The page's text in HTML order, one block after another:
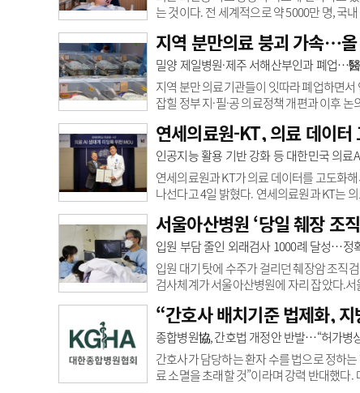
는 것이다. 전 세계적으로 약 5000만 명, 국
난치성 뇌전증 치료 인프라가 부족한 탓에
약물 치료 이상의 적극적 치료가 어렵다고
뇌전증 진단 및 치료 인프라도 지속 확대..
지역 분만의료 붕괴 가속…
밀양 제일병원·제주 서해산부인과 폐업…
지역 분만 의료기관들이 잇따라 폐업하면
잡힐 정부 지·필·공 의료정책 개편과 이후
이유로 설명했다. 특히 환자 감소에 따른 적
해 온 지역 분만 인프라를 잃게 됐다.지난
만의 구조적 한계를 극복하지 못했다.최근 제
연세의료원-KT, 의료 데이터
인공지능 활용 기반 강화 등 대한민국 의료
연세의료원과 KT가 의료 데이터를 고도화
나선다고 4일 밝혔다. 연세의료원과 KT는
성형 AI를 비롯한 AI 기술이 빠르게 발전하
터의 가치가 더욱 높아지고 있다. 그러나 의
데이터를 체계적으로 표준화·구조화하고..
서울아산병원 ‘당일 췌장 조
입원 부담 줄인 외래검사 1000례 달성…정
입원 대기 탓에 수주가 걸리던 췌장암 조직
검사체계가 서울아산병원에 자리 잡았다.
를 차지할 만큼 흔하지만, 5년 생존율은
치료가 중요하다. 췌장 병변을 확인하고 암
부분에 장착된 초음파를 이용해 췌장을 비
“간호사 배치기준 법제화,
종합병원協, 간호법 개정안 반발…“허가병
간호사가 담당하는 환자 수를 법으로 정하
료 소멸을 초래할 것”이라며 강력 반대했다